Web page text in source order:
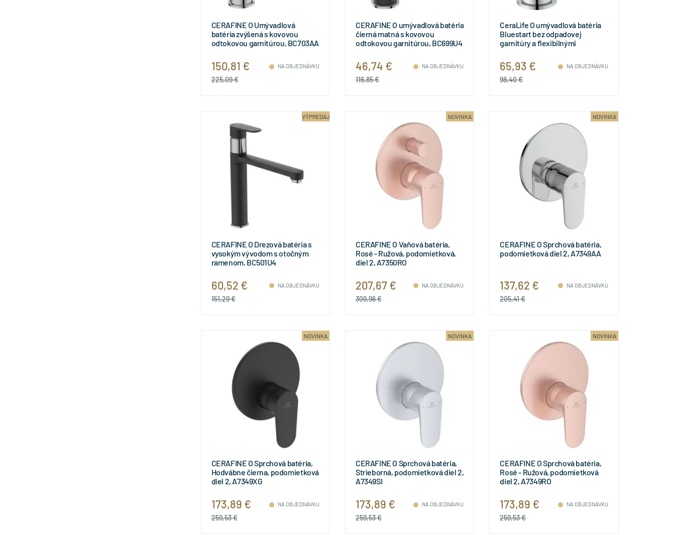
CERAFINE O Umývadlová
batéria zvýšená s kovovou
odtokovou garnitúrou, BC703AA
150,81 €
225,09 €
NA OBJEDNÁVKU
CERAFINE O umývadlová batéria
čierná matná s kovovou
odtokovou garnitúrou, BC699U4
46,74 €
116,85 €
NA OBJEDNÁVKU
CeraLife O umývadlová batéria
Bluestart bez odpadovej
garnitúry a flexibilnými
65,93 €
98,40 €
NA OBJEDNÁVKU
VÝPREDAJ
CERAFINE O Drezová batéria s
vysokým vývodom s otočným
ramenom, BC501U4
60,52 €
151,29 €
NA OBJEDNÁVKU
NOVINKA
CERAFINE O Vaňová batéria,
Rosé - Ružová, podomietková,
diel 2, A7350RO
207,67 €
309,96 €
NA OBJEDNÁVKU
NOVINKA
CERAFINE O Sprchová batéria,
podomietková diel 2, A7349AA
137,62 €
205,41 €
NA OBJEDNÁVKU
NOVINKA
CERAFINE O Sprchová batéria,
Hodvábne čierna, podomietková
diel 2, A7349XG
173,89 €
259,53 €
NA OBJEDNÁVKU
NOVINKA
CERAFINE O Sprchová batéria,
Strieborná, podomietková diel 2,
A7349SI
173,89 €
259,53 €
NA OBJEDNÁVKU
NOVINKA
CERAFINE O Sprchová batéria,
Rosé - Ružová, podomietková
diel 2, A7349RO
173,89 €
259,53 €
NA OBJEDNÁVKU